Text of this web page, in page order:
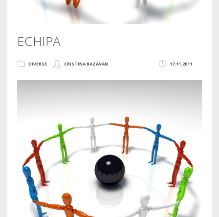
ECHIPA
17.11.2011
DIVERSE CRISTINA BAZAVAN